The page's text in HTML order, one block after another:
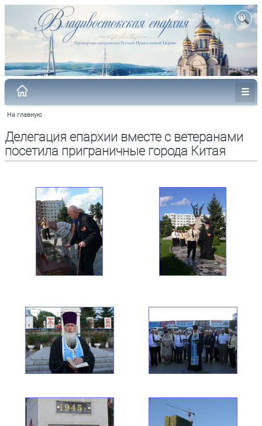
На главную
Делегация епархии вместе с ветеранами
посетила приграничные города Китая